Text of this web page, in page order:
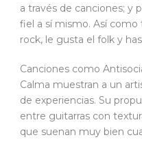
a través de canciones; y
fiel a sí mismo. Así
rock, le gusta el folk y
Canciones como
Calma muestran a un
de experiencias. Su
entre guitarras con
que suenan muy bien